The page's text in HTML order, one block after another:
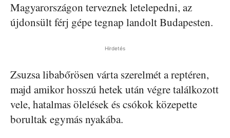
Magyarországon terveznek letelepedni, az
újdonsült férj gépe tegnap landolt Budapesten.
Hirdetés
Zsuzsa libabőrösen várta szerelmét a reptéren,
majd amikor hosszú hetek után végre találkozott
vele, hatalmas ölelések és csókok közepette
borultak egymás nyakába.